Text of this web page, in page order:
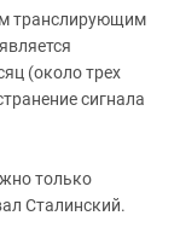
транслирующим
(около трех
сигнала
только
Сталинский.